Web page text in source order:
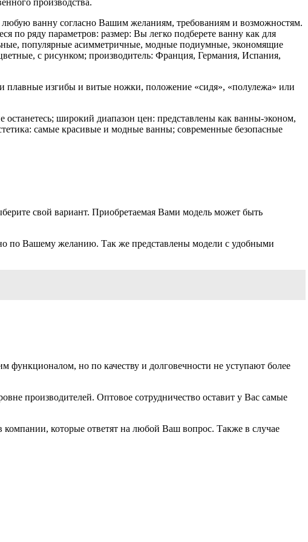
ванну согласно Вашим желаниям, требованиям и возможностям.
по ряду параметров: размер: Вы легко подберете ванну как для
популярные асимметричные, модные подиумные, экономящие
с рисунком; производитель: Франция, Германия, Испания,
плавные изгибы и витые ножки, положение «сидя», «полулежа» или
широкий диапазон цен: представлены как ванны-эконом,
самые красивые и модные ванны; современные безопасные
свой вариант. Приобретаемая Вами модель может быть
по Вашему желанию. Так же представлены модели с удобными
но по качеству и долговечности не уступают более
производителей. Оптовое сотрудничество оставит у Вас самые
которые ответят на любой Ваш вопрос. Также в случае